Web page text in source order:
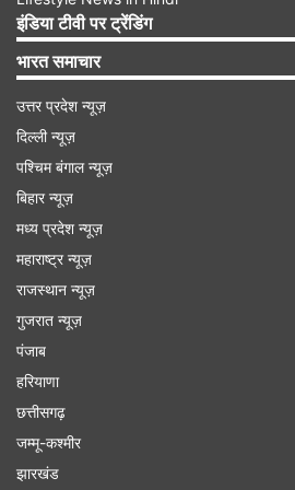
लिया और हम सभी से हमारा धर्म
इंडिया टीवी पर ट्रेंडिंग
भारत समाचार
उत्तर प्रदेश न्यूज़
दिल्ली न्यूज़
पश्चिम बंगाल न्यूज़
बिहार न्यूज़
मध्य प्रदेश न्यूज़
महाराष्ट्र न्यूज़
राजस्थान न्यूज़
गुजरात न्यूज़
पंजाब
हरियाणा
छत्तीसगढ़
जम्मू-कश्मीर
झारखंड